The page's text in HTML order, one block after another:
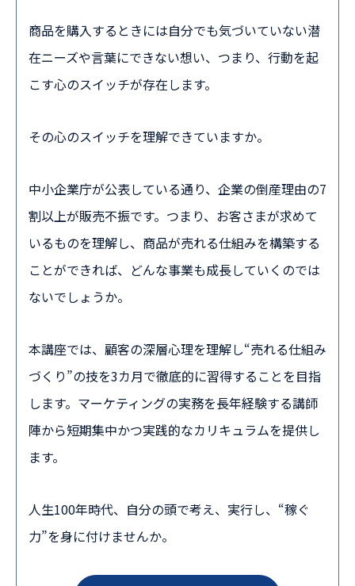
商品を購入するときには自分でも気づいていない潜
在ニーズや言葉にできない想い、つまり、行動を起
こす心のスイッチが存在します。
その心のスイッチを理解できていますか。
中小企業庁が公表している通り、企業の倒産理由の7
割以上が販売不振です。つまり、お客さまが求めて
いるものを理解し、商品が売れる仕組みを構築する
ことができれば、どんな事業も成長していくのでは
ないでしょうか。
本講座では、顧客の深層心理を理解し“売れる仕組み
づくり”の技を3カ月で徹底的に習得することを目指
します。マーケティングの実務を長年経験する講師
陣から短期集中かつ実践的なカリキュラムを提供し
ます。
人生100年時代、自分の頭で考え、実行し、“稼ぐ
力”を身に付けませんか。